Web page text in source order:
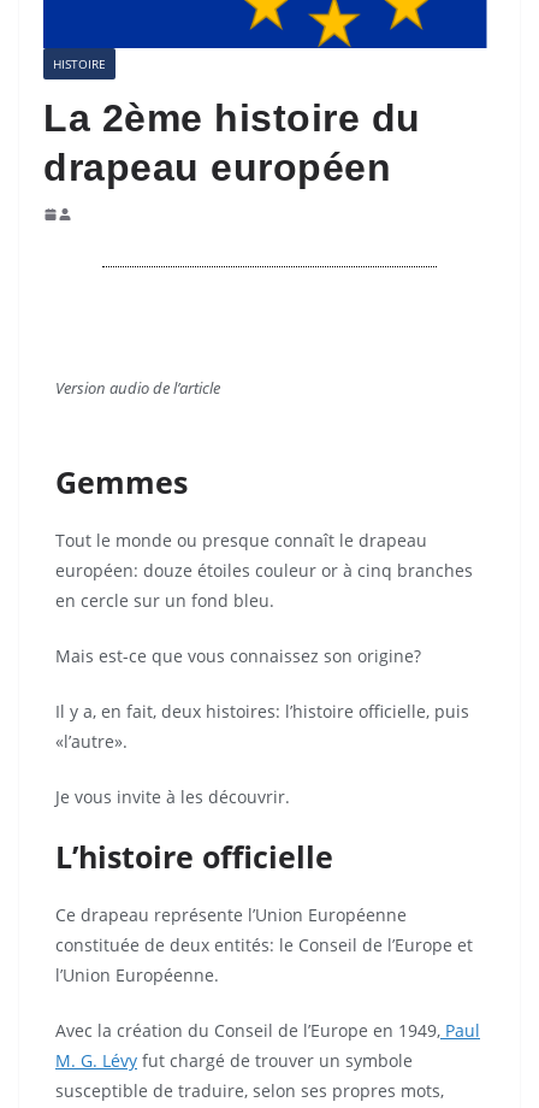
HISTOIRE
La 2ème histoire du
drapeau européen
Version audio de l’article
Gemmes
Tout le monde ou presque connaît le drapeau
européen: douze étoiles couleur or à cinq branches
en cercle sur un fond bleu.
Mais est-ce que vous connaissez son origine?
Il y a, en fait, deux histoires: l’histoire officielle, puis
«l’autre».
Je vous invite à les découvrir.
L’histoire officielle
Ce drapeau représente l’Union Européenne
constituée de deux entités: le Conseil de l’Europe et
l’Union Européenne.
Avec la création du Conseil de l’Europe en 1949, Paul
M. G. Lévy fut chargé de trouver un symbole
susceptible de traduire, selon ses propres mots,